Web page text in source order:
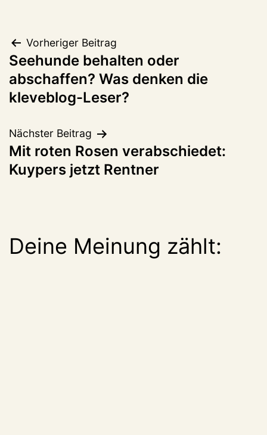
Beitragsnavigation
Vorheriger Beitrag
Seehunde behalten oder
abschaffen? Was denken die
kleveblog-Leser?
Nächster Beitrag
Mit roten Rosen verabschiedet:
Kuypers jetzt Rentner
Deine Meinung zählt: